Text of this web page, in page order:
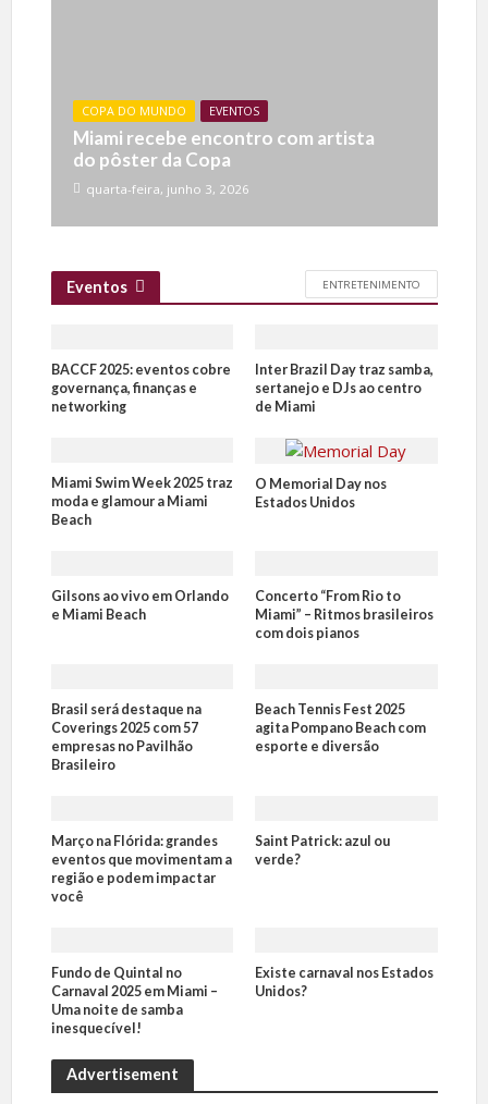
COPA DO MUNDO EVENTOS
Miami recebe encontro com artista
do pôster da Copa
quarta-feira, junho 3, 2026
Eventos ENTRETENIMENTO
BACCF 2025: eventos cobre
governança, finanças e
networking
Inter Brazil Day traz samba,
sertanejo e DJs ao centro
de Miami
Miami Swim Week 2025 traz
moda e glamour a Miami
Beach
O Memorial Day nos
Estados Unidos
Gilsons ao vivo em Orlando
e Miami Beach
Concerto “From Rio to
Miami” – Ritmos brasileiros
com dois pianos
Brasil será destaque na
Coverings 2025 com 57
empresas no Pavilhão
Brasileiro
Beach Tennis Fest 2025
agita Pompano Beach com
esporte e diversão
Março na Flórida: grandes
eventos que movimentam a
região e podem impactar
você
Saint Patrick: azul ou
verde?
Fundo de Quintal no
Carnaval 2025 em Miami –
Uma noite de samba
inesquecível!
Existe carnaval nos Estados
Unidos?
Advertisement